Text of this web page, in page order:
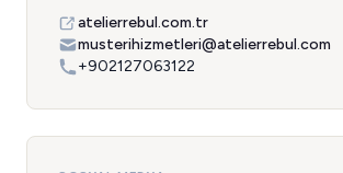
atelierrebul.com.tr
musterihizmetleri@atelierrebul.com
+902127063122